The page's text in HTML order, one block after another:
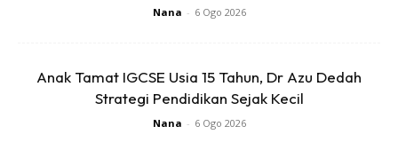
Nana - 6 Ogo 2026
Anak Tamat IGCSE Usia 15 Tahun, Dr Azu Dedah
Strategi Pendidikan Sejak Kecil
Nana - 6 Ogo 2026